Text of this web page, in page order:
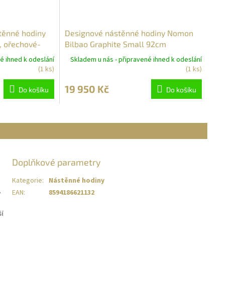
hodiny
ořechové-
ihned k odeslání
(1 ks)
Do košíku
Designové nástěnné hodiny Nomon
Bilbao Graphite Small 92cm
Skladem u nás - připravené ihned k odeslání
(1 ks)
19 950 Kč Do košíku
Doplňkové parametry
Kategorie: Nástěnné hodiny
EAN: 8594186621132